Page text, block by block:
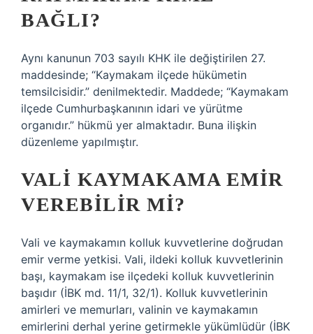
BAĞLI?
Aynı kanunun 703 sayılı KHK ile değiştirilen 27.
maddesinde; “Kaymakam ilçede hükümetin
temsilcisidir.” denilmektedir. Maddede; “Kaymakam
ilçede Cumhurbaşkanının idari ve yürütme
organıdır.” hükmü yer almaktadır. Buna ilişkin
düzenleme yapılmıştır.
VALI KAYMAKAMA EMIR
VEREBILIR MI?
Vali ve kaymakamın kolluk kuvvetlerine doğrudan
emir verme yetkisi. Vali, ildeki kolluk kuvvetlerinin
başı, kaymakam ise ilçedeki kolluk kuvvetlerinin
başıdır (İBK md. 11/1, 32/1). Kolluk kuvvetlerinin
amirleri ve memurları, valinin ve kaymakamın
emirlerini derhal yerine getirmekle yükümlüdür (İBK